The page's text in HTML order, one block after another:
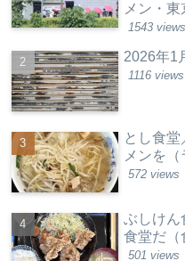
メン・東
1543 views
2026年1
1116 views
とし食
メンを（
572 views
ぶしけん
食堂だ（
501 views